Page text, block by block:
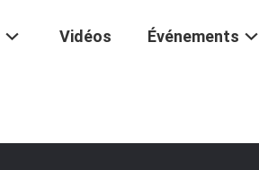
Vidéos Événements